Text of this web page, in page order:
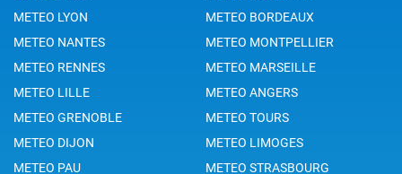
METEO LYON
METEO BORDEAUX
METEO NANTES
METEO MONTPELLIER
METEO RENNES
METEO MARSEILLE
METEO LILLE
METEO ANGERS
METEO GRENOBLE
METEO TOURS
METEO DIJON
METEO LIMOGES
METEO PAU
METEO STRASBOURG